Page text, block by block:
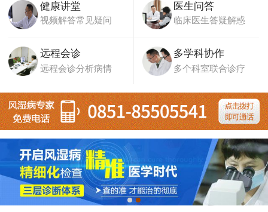
健康讲堂
视频解答常见疑问
医生问答
临床医生答疑解惑
远程会诊
远程会诊分析病情
多学科协作
多个科室联合诊疗